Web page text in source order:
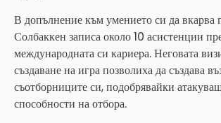
В допълнение към умението си да вкарва
Солбаккен записа около 10 асистенции
международната си кариера. Неговата
създаване на игра позволиха да създава
съотборниците си, подобрявайки
способности на отбора.